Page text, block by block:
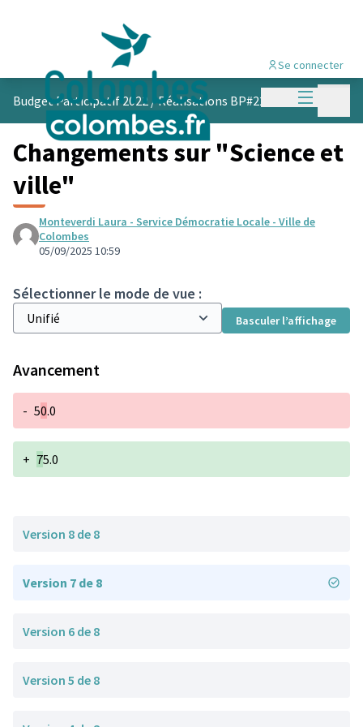
Menu
Se connecter
Budget Participatif 2022 /Réalisations BP#22
Changements sur "Science et
ville"
Monteverdi Laura - Service Démocratie Locale - Ville de
Colombes
05/09/2025 10:59
Sélectionner le mode de vue :
Basculer l’affichage
Avancement
- 50.0
+ 75.0
Version 8 de 8
Version 7 de 8
Version 6 de 8
Version 5 de 8